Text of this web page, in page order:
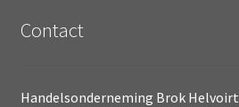
Contact
Handelsonderneming Brok Helvoirt